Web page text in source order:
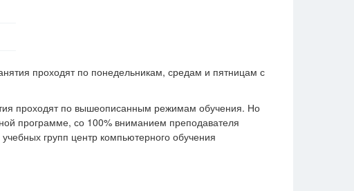
проходят по понедельникам, средам и пятницам с
проходят по вышеописанным режимам обучения. Но
программе, со 100% вниманием преподавателя
групп центр компьютерного обучения